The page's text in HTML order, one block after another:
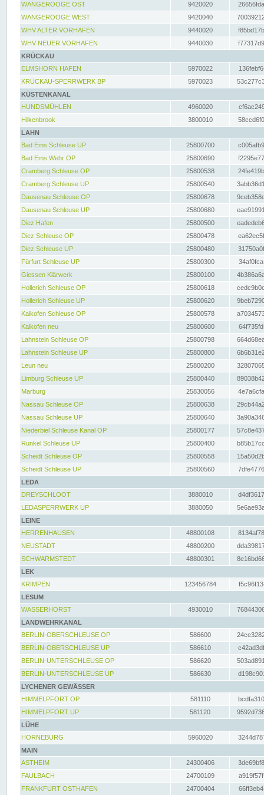
WANGEROOGE OST
9420020
WANGEROOGE WEST
9420040
WHV ALTER VORHAFEN
9440020
WHV NEUER VORHAFEN
9440030
KRÜCKAU
ELMSHORN HAFEN
5970022
KRÜCKAU-SPERRWERK BP
5970023
KÜSTENKANAL
HUNDSMÜHLEN
4960020
Hilkenbrook
3800010
LAHN
Bad Ems Schleuse UP
25800700
Bad Ems Wehr OP
25800690
Cramberg Schleuse OP
25800538
Cramberg Schleuse UP
25800540
Dausenau Schleuse OP
25800678
Dausenau Schleuse UP
25800680
Diez Hafen
25800500
Diez Schleuse OP
25800478
Diez Schleuse UP
25800480
Fürfurt Schleuse UP
25800300
Giessen Klärwerk
25800100
Hollerich Schleuse OP
25800618
Hollerich Schleuse UP
25800620
Kalkofen Schleuse OP
25800578
Kalkofen neu
25800600
Lahnstein Schleuse OP
25800798
Lahnstein Schleuse UP
25800800
Leun neu
25800200
Limburg Schleuse UP
25800440
Marburg
25830056
Nassau Schleuse OP
25800638
Nassau Schleuse UP
25800640
Niederbiel Schleuse Kanal OP
25800177
Runkel Schleuse UP
25800400
Scheidt Schleuse OP
25800558
Scheidt Schleuse UP
25800560
LEDA
DREYSCHLOOT
3880010
LEDASPERRWERK UP
3880050
LEINE
HERRENHAUSEN
48800108
NEUSTADT
48800200
SCHWARMSTEDT
48800301
LEK
KRIMPEN
123456784
LESUM
WASSERHORST
4930010
LANDWEHRKANAL
BERLIN-OBERSCHLEUSE OP
586600
BERLIN-OBERSCHLEUSE UP
586610
BERLIN-UNTERSCHLEUSE OP
586620
BERLIN-UNTERSCHLEUSE UP
586630
LYCHENER GEWÄSSER
HIMMELPFORT OP
581110
HIMMELPFORT UP
581120
LÜHE
HORNEBURG
5960020
MAIN
ASTHEIM
24300406
FAULBACH
24700109
FRANKFURT OSTHAFEN
24700404